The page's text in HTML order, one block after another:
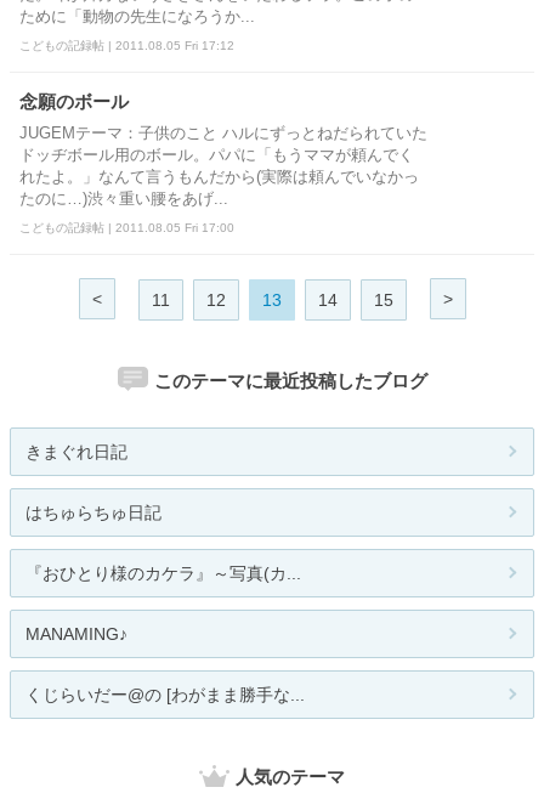
ために「動物の先生になろうか...
こどもの記録帖 | 2011.08.05 Fri 17:12
念願のボール
JUGEMテーマ：子供のこと ハルにずっとねだられていた
ドッヂボール用のボール。パパに「もうママが頼んでく
れたよ。」なんて言うもんだから(実際は頼んでいなかっ
たのに…)渋々重い腰をあげ...
こどもの記録帖 | 2011.08.05 Fri 17:00
< 11 12 13 14 15 >
このテーマに最近投稿したブログ
きまぐれ日記
はちゅらちゅ日記
『おひとり様のカケラ』～写真(カ...
MANAMING♪
くじらいだー@の [わがまま勝手な...
人気のテーマ